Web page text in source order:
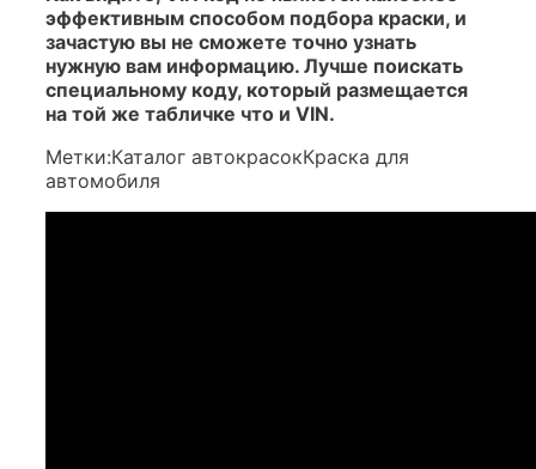
эффективным способом подбора краски, и
зачастую вы не сможете точно узнать
нужную вам информацию. Лучше поискать
специальному коду, который размещается
на той же табличке что и VIN.
Метки:Каталог автокрасокКраска для
автомобиля